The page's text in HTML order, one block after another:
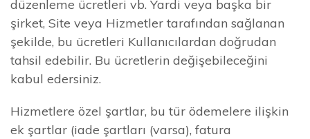
düzenleme ücretleri vb. Yardi veya başka bir
şirket, Site veya Hizmetler tarafından sağlanan
şekilde, bu ücretleri Kullanıcılardan doğrudan
tahsil edebilir. Bu ücretlerin değişebileceğini
kabul edersiniz.
Hizmetlere özel şartlar, bu tür ödemelere ilişkin
ek şartlar (iade şartları (varsa), fatura